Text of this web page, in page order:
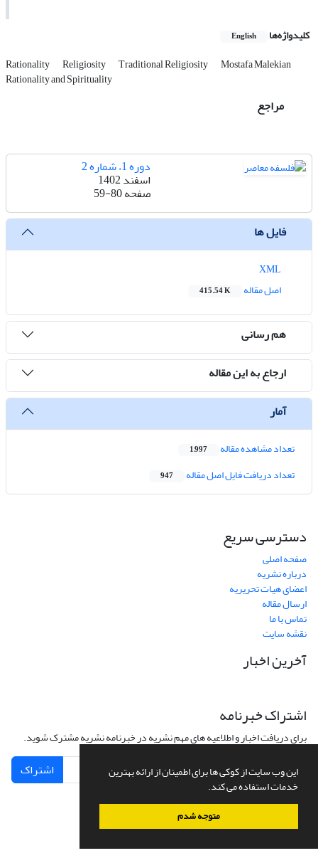
این وب سایت از کوکی ها برای اطمینان از ارائه بهترین
خدمات استفاده می کند.
متوجه شدم
کلیدواژه‌ها English
Rationality Religiosity Traditional Religiosity Mostafa Malekian
Rationality and Spirituality
مراجع
دوره 1، شماره 2
اسفند 1402
صفحه59-80
فایل ها
اصل مقاله
415.54 K
هم رسانی
ارجاع به این مقاله
آمار
تعداد مشاهده مقاله 1,997
تعداد دریافت فایل اصل مقاله 947
دسترسی سریع
صفحه اصلی
درباره نشریه
اعضای هیات تحریریه
ارسال مقاله
تماس با ما
نقشه سایت
آخرین اخبار
اشتراک خبرنامه
برای دریافت اخبار و اطلاعیه های مهم نشریه در خبرنامه نشریه مشترک شوید.
اشتراک
سامانه مدیریت نشریات علمی.طراحی و پیاده سازی ازسیناوب